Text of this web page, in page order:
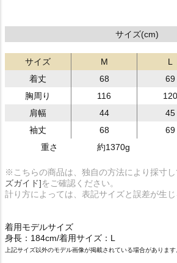
サイズ(cm)
サイズ M L
着丈
68 69
胸周り
116 120
肩幅
44 45
袖丈
68 69
重さ
約1370g
※こちらの商品は、独自の方法により採寸
ズガイド]をご確認ください。
計り方によっては、表記サイズと誤差が生じ
着用モデルサイズ
身長：184cm/着用サイズ：L
上記サイズ以外のモデル画像が掲載されている場合があります